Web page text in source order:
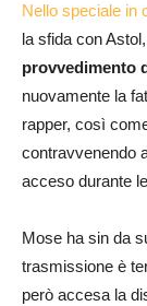
Nello speciale in
la sfida con
provvedimento
nuovamente la
rapper, così
contravvenendo
acceso durante
Mose ha sin da
trasmissione è
però accesa la